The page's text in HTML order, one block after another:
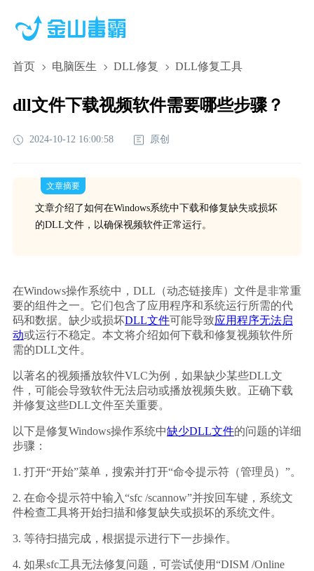
首页 电脑医生 DLL修复 DLL修复工具
dll文件下载视频软件需要哪些步骤？
2024-10-12 16:00:58 原创
文章摘要
文章介绍了如何在Windows系统中下载和修复缺失或损坏
的DLL文件，以确保视频软件正常运行。
在Windows操作系统中，DLL（动态链接库）文件是非常重
要的组件之一。它们包含了应用程序和系统运行所需的代
码和数据。缺少或损坏DLL文件可能导致应用程序无法启
动或运行不稳定。本文将介绍如何下载和修复视频软件所
需的DLL文件。
以著名的视频播放软件VLC为例，如果缺少某些DLL文
件，可能会导致软件无法启动或播放视频失败。正确下载
并修复这些DLL文件至关重要。
以下是修复Windows操作系统中缺少DLL文件的问题的详细
步骤：
1. 打开“开始”菜单，搜索并打开“命令提示符（管理员）”。
2. 在命令提示符中输入“sfc /scannow”并按回车键，系统文
件检查工具将开始扫描和修复缺失或损坏的系统文件。
3. 等待扫描完成，根据提示进行下一步操作。
4. 如果sfc工具无法修复问题，可尝试使用“DISM /Online